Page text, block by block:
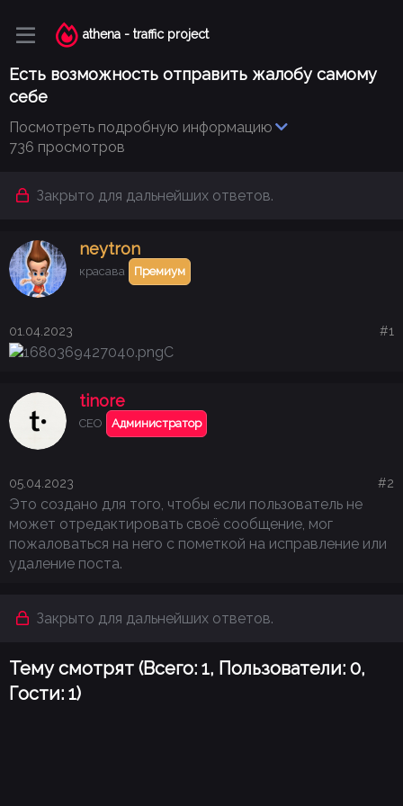
athena - traffic project
Есть возможность отправить жалобу самому
себе
Посмотреть подробную информацию
736 просмотров
Закрыто для дальнейших ответов.
neytron
красава Премиум
01.04.2023 #1
С
tinore
CEO Администратор
05.04.2023 #2
Это создано для того, чтобы если пользователь не
может отредактировать своё сообщение, мог
пожаловаться на него с пометкой на исправление или
удаление поста.
Закрыто для дальнейших ответов.
Тему смотрят (Всего: 1, Пользователи: 0,
Гости: 1)